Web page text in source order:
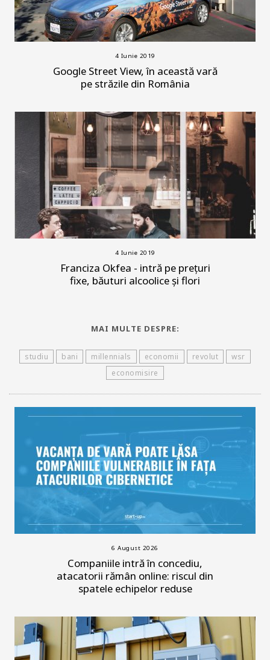
4 Iunie 2019
Google Street View, în această vară
pe străzile din România
4 Iunie 2019
Franciza Okfea - intră pe prețuri
fixe, băuturi alcoolice și flori
MAI MULTE DESPRE:
studiu bani millennials economii revolut
wsr
economisire
6 August 2026
Companiile intră în concediu,
atacatorii rămân online: riscul din
spatele echipelor reduse